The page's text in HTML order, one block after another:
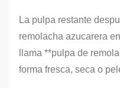
La pulpa restante
remolacha azucarera
llama **pulpa de
forma fresca, seca o